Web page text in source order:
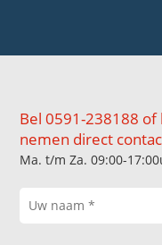
Bel 0591-238188
nemen direct
Ma. t/m Za. 09:00-